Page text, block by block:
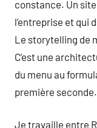
constance. Un site
l’entreprise et qui
Le storytelling de
C’est une
du menu au
première seconde.
Je travaille entre